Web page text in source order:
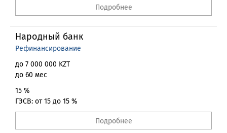
Подробнее
Народный банк
Рефинансирование
до 7 000 000 KZT
до 60 мес
15 %
ГЭСВ: от 15 до 15 %
Подробнее